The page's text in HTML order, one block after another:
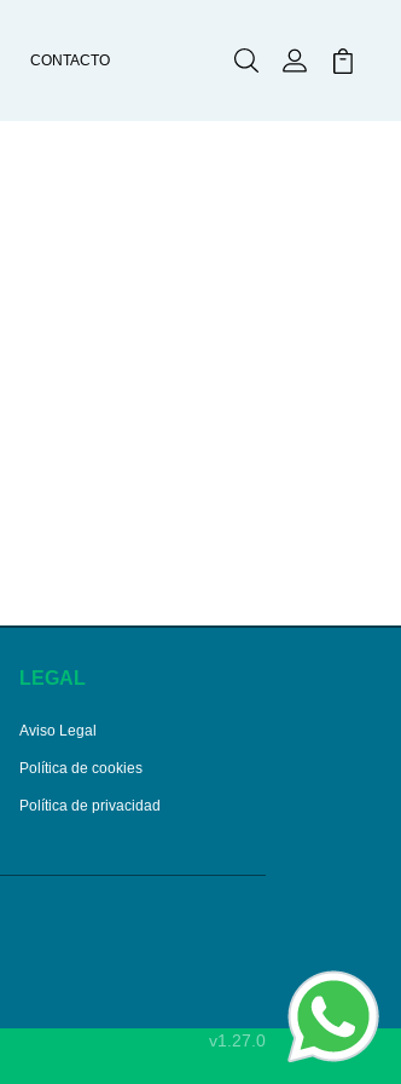
CONTACTO BuscarMi Cuenta
Mi
LEGAL
Aviso Legal
Política de cookies
Política de privacidad
v1.27.0